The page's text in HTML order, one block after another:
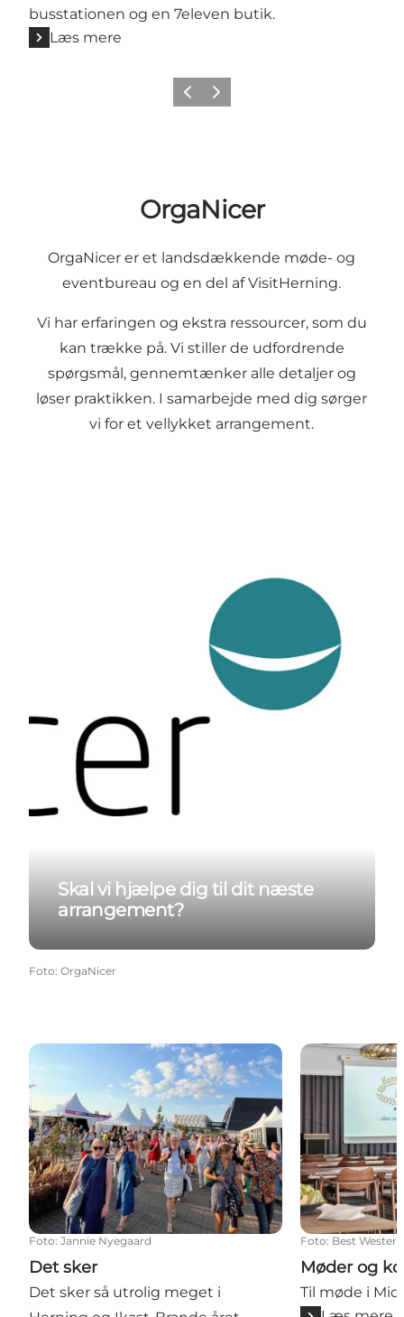
busstationen og en 7eleven butik.
Læs mere
Forrige billede
Næste billede
OrgaNicer
OrgaNicer er et landsdækkende møde- og
eventbureau og en del af VisitHerning.
Vi har erfaringen og ekstra ressourcer, som du
kan trække på. Vi stiller de udfordrende
spørgsmål, gennemtænker alle detaljer og
løser praktikken. I samarbejde med dig sørger
vi for et vellykket arrangement.
Skal vi hjælpe dig til dit næste
arrangement?
Foto: OrgaNicer
Det sker
Foto: Jannie Nyegaard
Det sker
Det sker så utrolig meget i
Møder og
Foto: Best
Møder og
Til møde i